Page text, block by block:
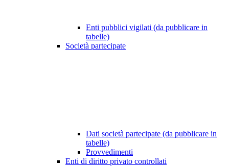
Enti pubblici vigilati (da pubblicare in
tabelle)
Società partecipate
Dati società partecipate (da pubblicare in
tabelle)
Provvedimenti
Enti di diritto privato controllati